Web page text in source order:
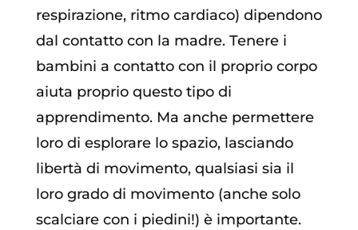
respirazione, ritmo cardiaco) dipendono
dal contatto con la madre. Tenere i
bambini a contatto con il proprio corpo
aiuta proprio questo tipo di
apprendimento. Ma anche permettere
loro di esplorare lo spazio, lasciando
libertà di movimento, qualsiasi sia il
loro grado di movimento (anche solo
scalciare con i piedini!) è importante.